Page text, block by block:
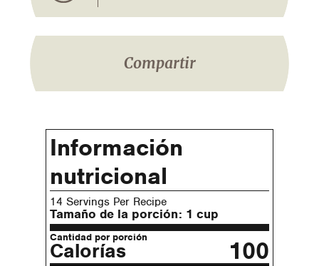
Compartir
Información
nutricional
14 Servings Per Recipe
Tamaño de la porción: 1 cup
Cantidad por porción
Calorías 100